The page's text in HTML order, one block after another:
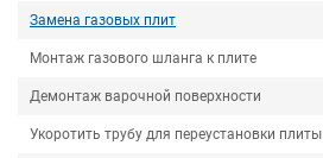
Замена газовых плит
Монтаж газового шланга к плите
Демонтаж варочной поверхности
Укоротить трубу для переустановки плиты